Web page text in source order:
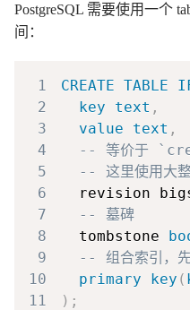
PostgreSQL 需要使用一个
间：
1 CREATE TABLE
2
key text ,
3
value text ,
4
-- 等价于
5
-- 这里使用大
6
revision
7
-- 墓碑
8
  tombstone
9
-- 组合索引，
10
primary key (
11
) ;